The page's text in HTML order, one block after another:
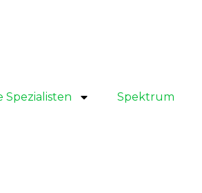
Spezialisten Spektrum